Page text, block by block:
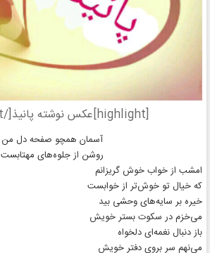
[highlight]عکس نوشته پانیذ[/highlight]
آسمان همچو صفحه دل من
روشن از جلوه‌های مهتابست
امشب از خواب خوش گریزانم
که خیال تو خوش‌تر از خوابست
خیره بر سایه‌های وحشی بید
می‌خزم در سکوت بستر خویش
باز دنبال نغمه‌ای دلخواه
می‌نهم سر بروی دفتر خویش